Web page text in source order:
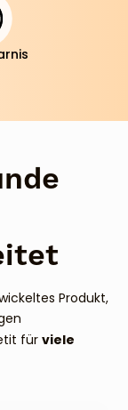
Produkt,
fürviele